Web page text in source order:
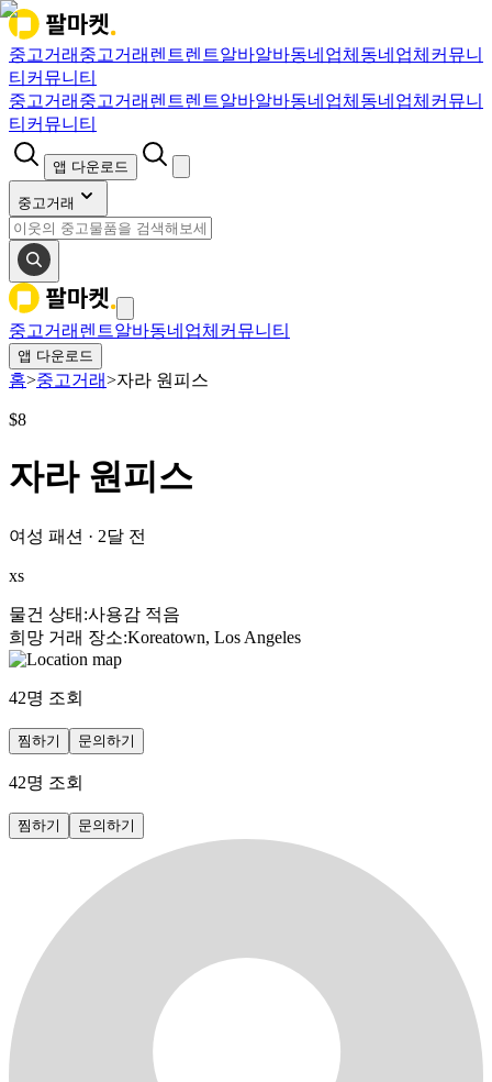
중고거래 중고거래 렌트렌트알바알바동네업체 동네업체 커뮤니
티 커뮤니티
중고거래 중고거래 렌트렌트알바알바동네업체 동네업체 커뮤니
티 커뮤니티
앱 다운로드
중고거래
중고거래 렌트알바동네업체 커뮤니티
앱 다운로드
홈>중고거래>자라 원피스
$8
자라 원피스
여성 패션 · 2달 전
xs
물건 상태 :사용감 적음
희망 거래 장소:Koreatown, Los Angeles
42명 조회
찜하기 문의하기
42명 조회
찜하기 문의하기